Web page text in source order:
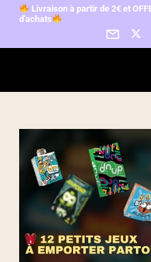
Livraison à partir de 2€ et
d'achats